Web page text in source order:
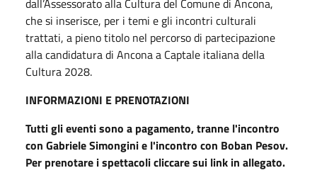
che si inserisce, per i temi e gli incontri culturali
trattati, a pieno titolo nel percorso di partecipazione
alla candidatura di Ancona a Captale italiana della
Cultura 2028.
INFORMAZIONI E PRENOTAZIONI
Tutti gli eventi sono a pagamento, tranne l'incontro
con Gabriele Simongini e l'incontro con Boban Pesov.
Per prenotare i spettacoli cliccare sui link in allegato.